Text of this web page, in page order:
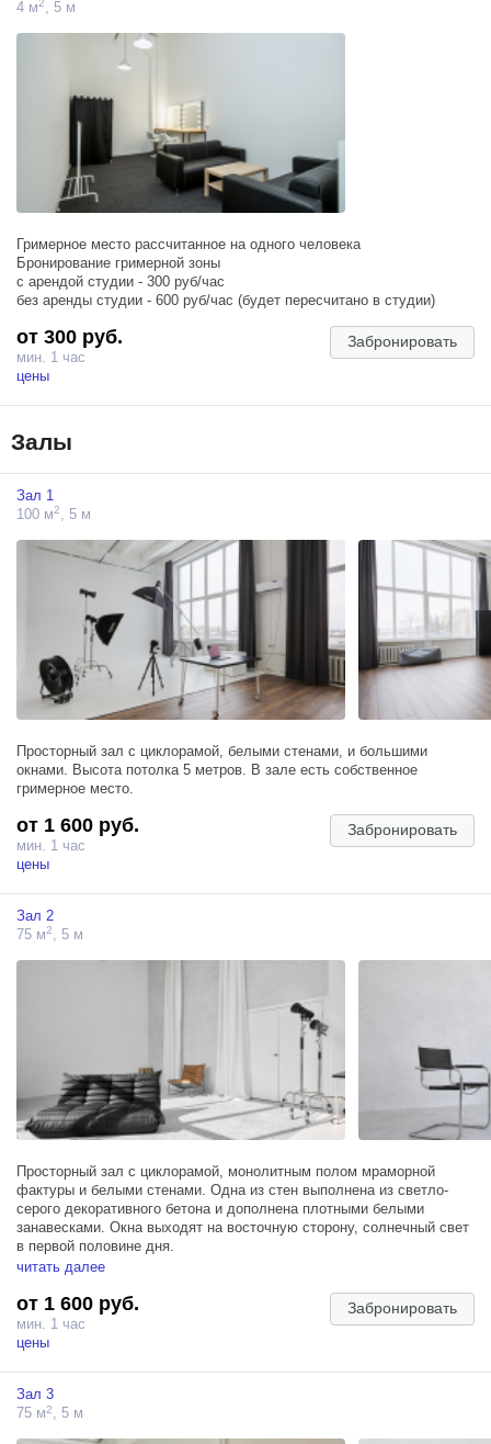
4 м , 5 м
Гримерное место рассчитанное на одного человека
Бронирование гримерной зоны
с арендой студии - 300 руб/час
без аренды студии - 600 руб/час (будет пересчитано в студии)
от 300 руб.
мин. 1 час
цены
Забронировать
Залы
Зал 1
100 м2 , 5 м
Просторный зал c циклорамой, белыми стенами, и большими
окнами. Высота потолка 5 метров. В зале есть собственное
гримерное место.
от 1 600 руб.
мин. 1 час
цены
Забронировать
Зал 2
75 м2, 5 м
Просторный зал с циклорамой, монолитным полом мраморной
фактуры и белыми стенами. Одна из стен выполнена из светло-
серого декоративного бетона и дополнена плотными белыми
занавесками. Окна выходят на восточную сторону, солнечный свет
в первой половине дня.
читать далее
от 1 600 руб.
мин. 1 час
цены
Забронировать
Зал 3
75 м2, 5 м